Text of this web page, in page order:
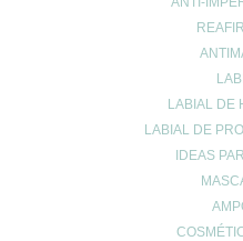
LABIAL DE
LABIAL DE
IDEAS
Enviar comentario
Tu dirección de correo